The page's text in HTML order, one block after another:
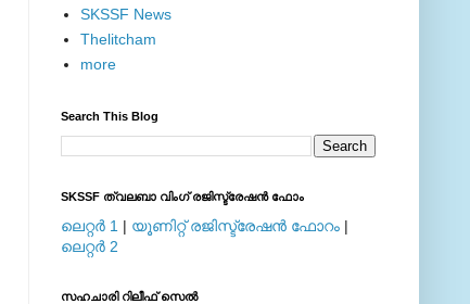
SKSSF News
Thelitcham
more
Search This Blog
SKSSF ത്വലബാ വിംഗ് രജിസ്ട്രേഷന്‍ ഫോം
ലെറ്റര്‍ 1 | യൂണിറ്റ് രജിസ്ട്രേഷന്‍ ഫോറം |
ലെറ്റര്‍ 2
സഹചാരി റിലീഫ് സെല്‍